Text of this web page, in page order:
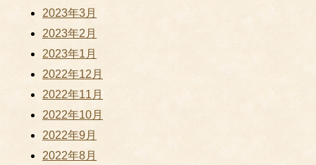
2023年3月
2023年2月
2023年1月
2022年12月
2022年11月
2022年10月
2022年9月
2022年8月